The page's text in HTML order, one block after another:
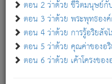
ตอน 2 ว่าด้วย ชีวิตมนุษย์กั
ตอน 3 ว่าด้วย พระพุทธอง
ตอน 4 ว่าด้วย การรู้อริยสัจ
ตอน 5 ว่าด้วย คุณค่าของอ
ตอน 6 ว่าด้วย เค้าโครงขอ
พรหมจรรย์นี้ อันบุคคลย่อ
ภพ.
สมณะหรือพราหมณ์เหล่าใ
มีได้เพราะภพ เรากล่าวว่า
มิใช่ผู้หลดพ้นจากภพ.